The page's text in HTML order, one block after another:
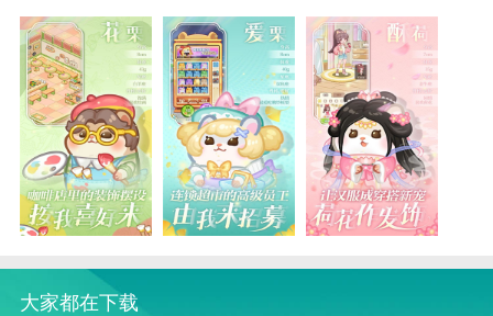
王牌店长免广告版特色
1.游戏的设置提供了一个非常激动人心的故事情
节，让玩家在游戏中逐渐解锁。
2.在游戏中设置不同级别、不同兴奋程度的关卡，
让玩家有不同的体验。
3.每个游戏关卡设计都准备了不同的任务，每个任
务都有不同的奖励。
4.玩家可以不断管理、升级和扩大店铺范围，吸引
更多顾客参观。
大家都在下载